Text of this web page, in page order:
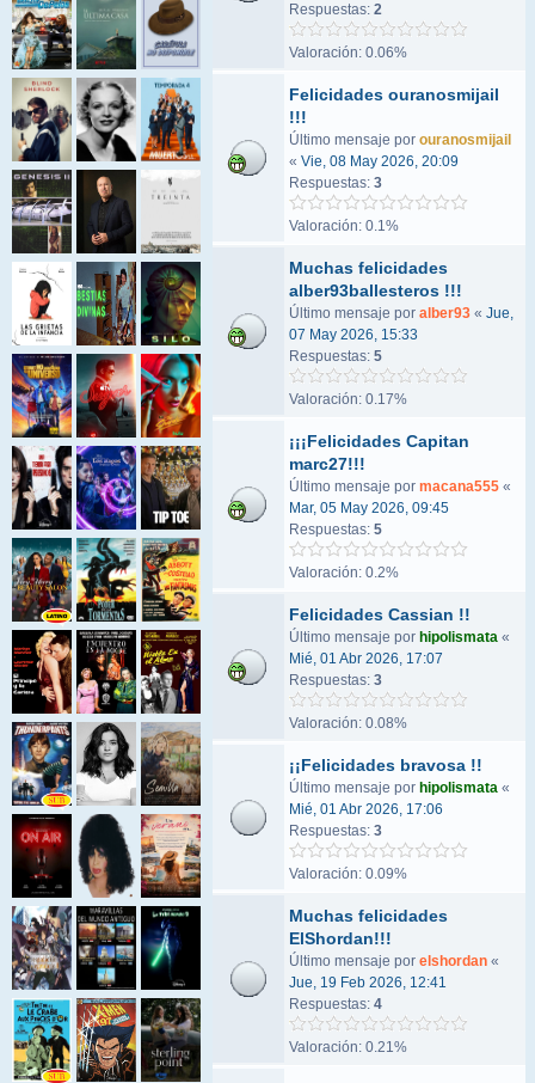
Respuestas: 2
Valoración: 0.06%
Felicidades ouranosmijail
!!!
Último mensaje por ouranosmijail
« Vie, 08 May 2026, 20:09
Respuestas: 3
Valoración: 0.1%
Muchas felicidades
alber93ballesteros !!!
Último mensaje por alber93 « Jue,
07 May 2026, 15:33
Respuestas: 5
Valoración: 0.17%
¡¡¡Felicidades Capitan
marc27!!!
Último mensaje por macana555 «
Mar, 05 May 2026, 09:45
Respuestas: 5
Valoración: 0.2%
Felicidades Cassian !!
Último mensaje por hipolismata «
Mié, 01 Abr 2026, 17:07
Respuestas: 3
Valoración: 0.08%
¡¡Felicidades bravosa !!
Último mensaje por hipolismata «
Mié, 01 Abr 2026, 17:06
Respuestas: 3
Valoración: 0.09%
Muchas felicidades
ElShordan!!!
Último mensaje por elshordan «
Jue, 19 Feb 2026, 12:41
Respuestas: 4
Valoración: 0.21%